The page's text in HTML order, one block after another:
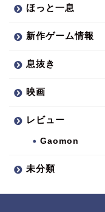
ほっと一息
新作ゲーム情報
息抜き
映画
レビュー
Gaomon
未分類